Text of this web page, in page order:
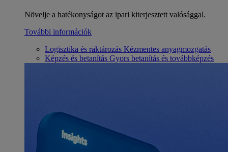
Növelje a hatékonyságot az ipari kiterjesztett valósággal.
További információk
Logisztika és raktározás Kézmentes anyagmozgatás
Képzés és betanítás Gyors betanítás és továbbképzés